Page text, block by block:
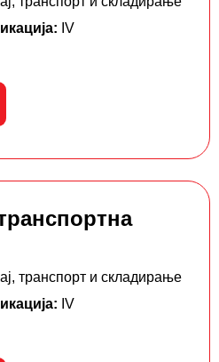
IV
транспорт и складирање
IV